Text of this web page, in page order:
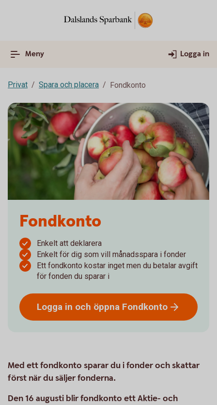
Meny Logga in
Privat Spara och placera Fondkonto
Fondkonto
Enkelt att deklarera
Enkelt för dig som vill månadsspara i fonder
Ett fondkonto kostar inget men du betalar avgift
för fonden du sparar i
Logga in och öppna Fondkonto
Med ett fondkonto sparar du i fonder och skattar
först när du säljer fonderna.
Den 16 augusti blir fondkonto ett Aktie- och